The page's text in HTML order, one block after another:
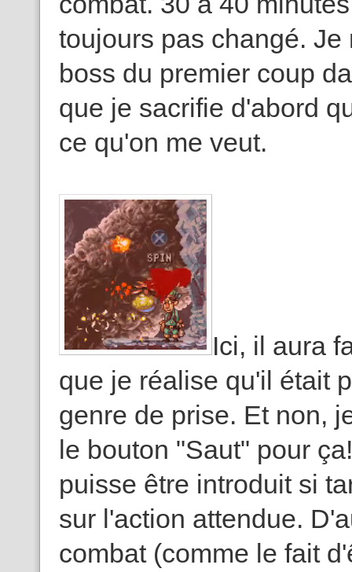
toujours pas changé.
boss du premier coup
que je sacrifie d'abord
ce qu'on me veut.
Ici, il aura
que je réalise qu'il était
genre de prise. Et non,
le bouton "Saut" pour
puisse être introduit si
sur l'action attendue.
combat (comme le fait